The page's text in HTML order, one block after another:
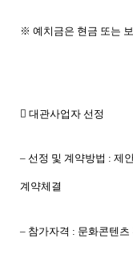
※ 예치금은 현금 또는
 대관사업자 선정
– 선정 및 계약방법 : 제
계약체결
– 참가자격 : 문화콘텐츠